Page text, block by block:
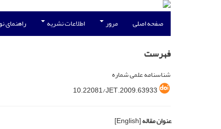
صفحه اصلی مرور اطلاعات نشریه راهنمای
فهرست
شناسنامه علمی شماره
10.22081/JET.2009.63933
عنوان مقاله[English]